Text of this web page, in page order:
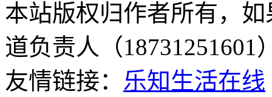
本站版权归作者所有，
道负责人（
友情链接： 乐知生活在线